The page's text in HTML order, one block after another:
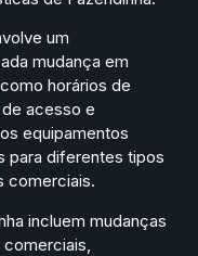
um
mudança em
horários de
acesso e
equipamentos
para diferentes tipos
comerciais.
incluem mudanças